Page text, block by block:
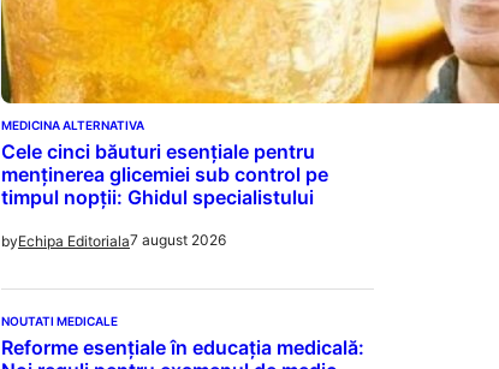
MEDICINA ALTERNATIVA
Cele cinci băuturi esențiale pentru
menținerea glicemiei sub control pe
timpul nopții: Ghidul specialistului
byEchipa Editoriala7 august 2026
NOUTATI MEDICALE
Reforme esențiale în educația medicală: